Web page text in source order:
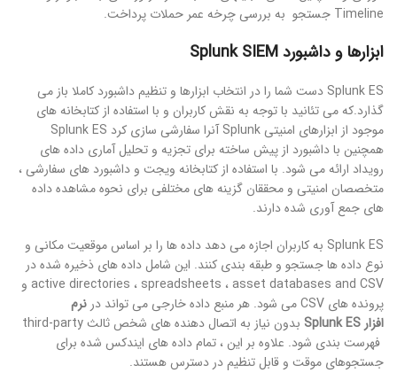
Timeline جستجو به بررسی چرخه عمر حملات پرداخت.
ابزارها و داشبورد
Splunk ES دست شما را در انتخاب ابزارها و تنظیم داشبورد کاملا باز می
گذارد.که می تئانید با توجه به نقش کاربران و با استفاده از کتابخانه های
موجود از ابزارهای امنیتی Splunk آنرا سفارشی سازی کرد Splunk ES
همچنین با داشبورد از پیش ساخته برای تجزیه و تحلیل آماری داده های
رویداد ارائه می شود. با استفاده از کتابخانه ویجت و داشبورد های سفارشی ،
متخصصان امنیتی و محققان گزینه های مختلفی برای نحوه مشاهده داده
های جمع آوری شده دارند.
Splunk ES به کاربران اجازه می دهد داده ها را بر اساس موقعیت مکانی و
نوع داده ها جستجو و طبقه بندی کنند. این شامل داده های ذخیره شده در
active directories ، spreadsheets ، asset databases and CSV و
پرونده های CSV می شود. هر منبع داده خارجی می تواند در
نرم
افزار
بدون نیاز به اتصال دهنده های شخص ثالث third-party
فهرست بندی شود. علاوه بر این ، تمام داده های ایندکس شده برای
جستجوهای موقت و قابل تنظیم در دسترس هستند.